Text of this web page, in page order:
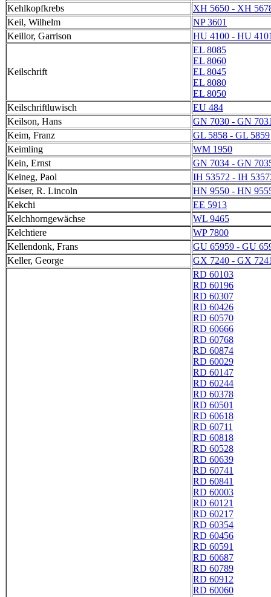
Kehlkopfkrebs
XH 5650 - XH
Keil, Wilhelm
NP 3601
Keillor, Garrison
HU 4100 - HU 4101
Keilschrift
EL 8085
EL 8060
EL 8045
EL 8080
EL 8050
Keilschriftluwisch
EU 484
Keilson, Hans
GN 7030 - GN 7031
Keim, Franz
GL 5858 - GL 5859
Keimling
WM 1950
Kein, Ernst
GN 7034 - GN
Keineg, Paol
IH 53572 - IH
Keiser, R. Lincoln
HN 9550 - HN
Kekchi
EE 5913
Kelchhorngewächse
WL 9465
Kelchtiere
WP 7800
Kellendonk, Frans
GU 65959 - GU
Keller, George
GX 7240 - GX 7241
RD 60103
RD 60196
RD 60307
RD 60426
RD 60570
RD 60666
RD 60768
RD 60874
RD 60029
RD 60147
RD 60244
RD 60378
RD 60501
RD 60618
RD 60711
RD 60818
RD 60528
RD 60639
RD 60741
RD 60841
RD 60003
RD 60121
RD 60217
RD 60354
RD 60456
RD 60591
RD 60687
RD 60789
RD 60912
RD 60060